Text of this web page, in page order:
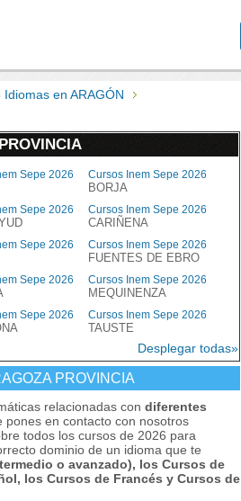
en ARAGÓN
Sepe 2026 Cursos Inem Sepe 2026
BORJA
Sepe 2026 Cursos Inem Sepe 2026
CARIÑENA
Sepe 2026 Cursos Inem Sepe 2026
FUENTES DE EBRO
Sepe 2026 Cursos Inem Sepe 2026
MEQUINENZA
Sepe 2026 Cursos Inem Sepe 2026
TAUSTE
Desplegar todas»
PROVINCIA
relacionadas con diferentes
pones en contacto con nosotros
todos los cursos de 2026 para
dominio de un idioma que te
o avanzado), los Cursos de
los Cursos de Francés y Cursos de